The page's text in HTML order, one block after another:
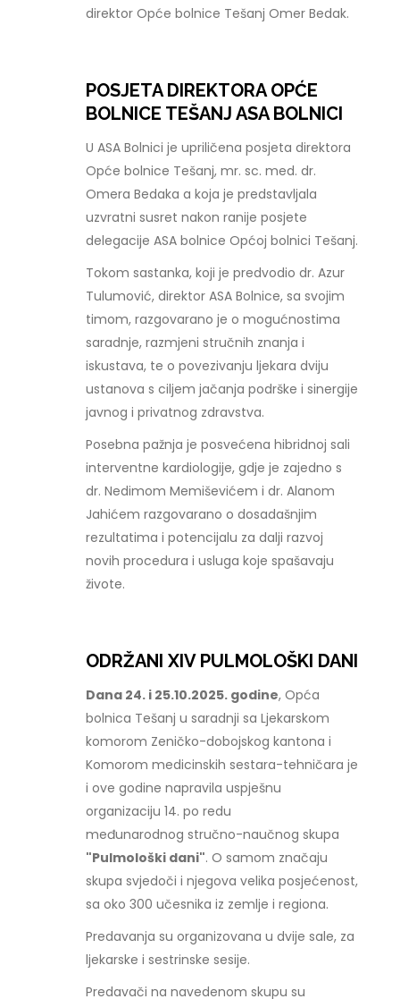
direktor Opće bolnice Tešanj Omer Bedak.
POSJETA DIREKTORA OPĆE
BOLNICE TEŠANJ ASA BOLNICI
U ASA Bolnici je upriličena posjeta direktora
Opće bolnice Tešanj, mr. sc. med. dr.
Omera Bedaka a koja je predstavljala
uzvratni susret nakon ranije posjete
delegacije ASA bolnice Općoj bolnici Tešanj.
Tokom sastanka, koji je predvodio dr. Azur
Tulumović, direktor ASA Bolnice, sa svojim
timom, razgovarano je o mogućnostima
saradnje, razmjeni stručnih znanja i
iskustava, te o povezivanju ljekara dviju
ustanova s ciljem jačanja podrške i sinergije
javnog i privatnog zdravstva.
Posebna pažnja je posvećena hibridnoj sali
interventne kardiologije, gdje je zajedno s
dr. Nedimom Memiševićem i dr. Alanom
Jahićem razgovarano o dosadašnjim
rezultatima i potencijalu za dalji razvoj
novih procedura i usluga koje spašavaju
živote.
ODRŽANI XIV PULMOLOŠKI DANI
Dana 24. i 25.10.2025. godine, Opća
bolnica Tešanj u saradnji sa Ljekarskom
komorom Zeničko-dobojskog kantona i
Komorom medicinskih sestara-tehničara je
i ove godine napravila uspješnu
organizaciju 14. po redu
međunarodnog stručno-naučnog skupa
"Pulmološki dani". O samom značaju
skupa svjedoči i njegova velika posjećenost,
sa oko 300 učesnika iz zemlje i regiona.
Predavanja su organizovana u dvije sale, za
ljekarske i sestrinske sesije.
Predavači na navedenom skupu su